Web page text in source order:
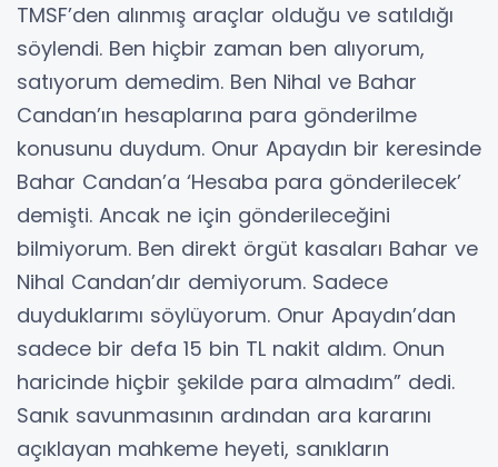
TMSF’den alınmış araçlar olduğu ve satıldığı
söylendi. Ben hiçbir zaman ben alıyorum,
satıyorum demedim. Ben Nihal ve Bahar
Candan’ın hesaplarına para gönderilme
konusunu duydum. Onur Apaydın bir keresinde
Bahar Candan’a ‘Hesaba para gönderilecek’
demişti. Ancak ne için gönderileceğini
bilmiyorum. Ben direkt örgüt kasaları Bahar ve
Nihal Candan’dır demiyorum. Sadece
duyduklarımı söylüyorum. Onur Apaydın’dan
sadece bir defa 15 bin TL nakit aldım. Onun
haricinde hiçbir şekilde para almadım” dedi.
Sanık savunmasının ardından ara kararını
açıklayan mahkeme heyeti, sanıkların